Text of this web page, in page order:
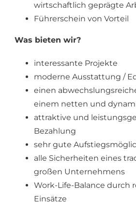
wirtschaftlich geprägte
Führerschein von Vorteil
Was bieten wir?
interessante Projekte
moderne Ausstattung /
einen
einem netten und
attraktive und
Bezahlung
sehr gute
alle Sicherheiten eines
großen Unternehmens
Work-Life-Balance durch
Einsätze